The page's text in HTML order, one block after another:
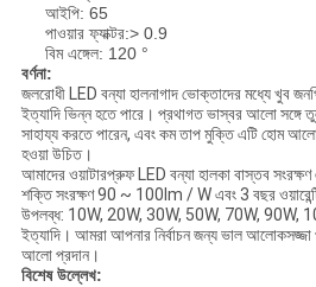
আইপি: 65
পাওয়ার ফ্যাক্টর:> 0.9
বিম এঙ্গেল: 120 °
বর্ণনা:
জলরোধী LED বন্যা হালনাগাদ ভোক্তাদের মধ্যে খুব
ইত্যাদি ভিন্ন হতে পারে। প্রথাগত ভাস্বর আলো সঙ্গে
সাহায্য করতে পারেন, এবং কম তাপ মুক্তিএটি হোম আলো
হওয়া উচিত।
আমাদের ওয়াটারপ্রুফ LED বন্যা হালকা বাস্তব
শক্তি সংরক্ষণ 90 ~ 100lm / W এবং 3 বছর
উপলব্ধ: 10W, 20W, 30W, 50W, 70W, 90W,
ইত্যাদি। আমরা আপনার নির্বাচন জন্য ভাল আলোকসজ্জা
আলো প্রদান।
বিশেষ উল্লেখ: